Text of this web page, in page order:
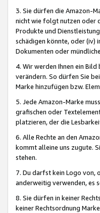
3. Sie dürfen die Amazon-
nicht wie folgt nutzen oder
Produkte und
schädigen könnte, oder (iv)
Dokumenten oder
4. Wir werden Ihnen ein
verändern. So dürfen Sie
Marke hinzufügen bzw.
5. Jede Amazon-Marke
grafischen oder
platzieren, der die
6. Alle Rechte an den
kommt alleine uns zugute.
stehen.
7. Du darfst kein Logo von,
anderweitig verwenden, es
8. Sie dürfen in keiner
keiner Rechtsordnung